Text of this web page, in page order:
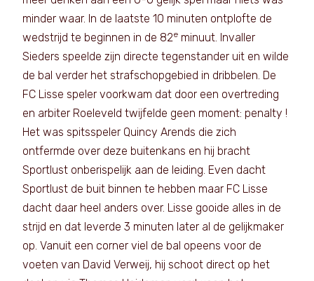
minder waar. In de laatste 10 minuten ontplofte de
wedstrijd te beginnen in de 82e minuut. Invaller
Sieders speelde zijn directe tegenstander uit en wilde
de bal verder het strafschopgebied in dribbelen. De
FC Lisse speler voorkwam dat door een overtreding
en arbiter Roeleveld twijfelde geen moment: penalty !
Het was spitsspeler Quincy Arends die zich
ontfermde over deze buitenkans en hij bracht
Sportlust onberispelijk aan de leiding. Even dacht
Sportlust de buit binnen te hebben maar FC Lisse
dacht daar heel anders over. Lisse gooide alles in de
strijd en dat leverde 3 minuten later al de gelijkmaker
op. Vanuit een corner viel de bal opeens voor de
voeten van David Verweij, hij schoot direct op het